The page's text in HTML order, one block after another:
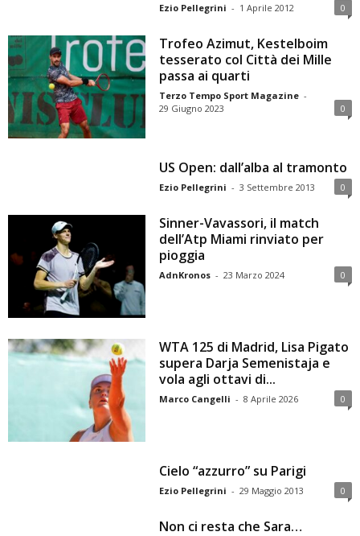
Ezio Pellegrini - 1 Aprile 2012 0
Trofeo Azimut, Kestelboim
tesserato col Città dei Mille
passa ai quarti
Terzo Tempo Sport Magazine -
29 Giugno 2023
0
US Open: dall’alba al tramonto
Ezio Pellegrini - 3 Settembre 2013 0
Sinner-Vavassori, il match
dell’Atp Miami rinviato per
pioggia
AdnKronos - 23 Marzo 2024 0
WTA 125 di Madrid, Lisa Pigato
supera Darja Semenistaja e
vola agli ottavi di...
Marco Cangelli - 8 Aprile 2026 0
Cielo “azzurro” su Parigi
Ezio Pellegrini - 29 Maggio 2013 0
Non ci resta che Sara…